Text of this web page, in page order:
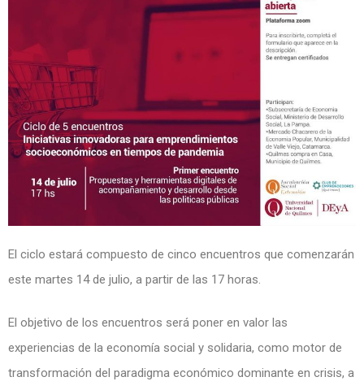
El ciclo estará compuesto de cinco encuentros que comenzarán
este martes 14 de julio, a partir de las 17 horas.
El objetivo de los encuentros será poner en valor las
experiencias de la economía social y solidaria, como motor de
transformación del paradigma económico dominante en crisis, a